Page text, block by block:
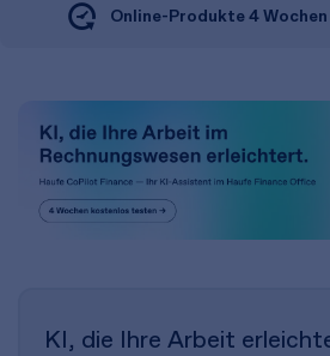
Online-Produkte 4
KI, die Ihre Arbeit